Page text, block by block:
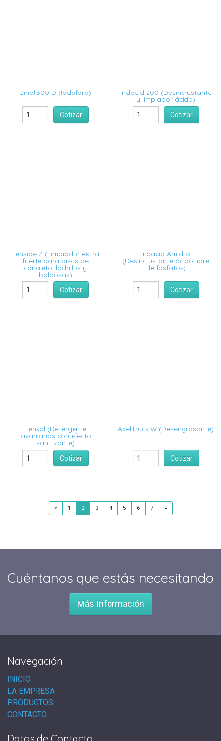
Binal 300 D (Iodoforo)
Cotizar
Indacid 200 (Desincrustante
y limpiador ácido)
Cotizar
Tenside Z (Limpiador extra
fuerte para pisos de
concreto, ladrillos y
baldosas)
Cotizar
Indacid Amidox
(Desincrustante ácido libre
de fosfatos)
Cotizar
Tensol (Detergente
lavamanos con efecto
sanitizante)
Cotizar
AxelTruck W (Desengrasante)
Cotizar
« 1 2 3 4 5 6 7 »
Cuéntanos que estás necesitando
Más Información
Navegación
INICIO
LA EMPRESA
PRODUCTOS
CONTACTO
Datos de Contacto